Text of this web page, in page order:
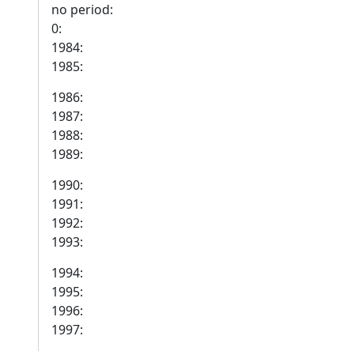
no period:
0:
1984:
1985:
1986:
1987:
1988:
1989:
1990:
1991:
1992:
1993:
1994:
1995:
1996:
1997: